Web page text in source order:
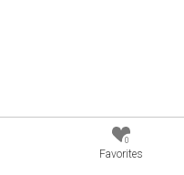
0
Favorites